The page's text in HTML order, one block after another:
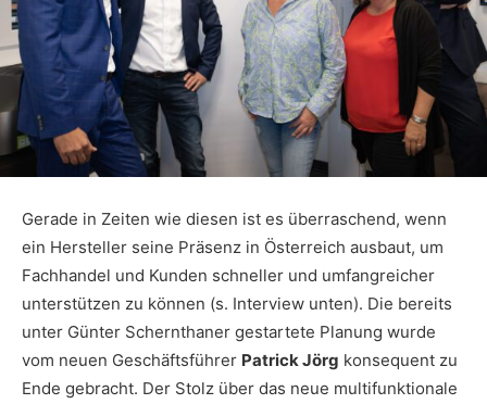
Gerade in Zeiten wie diesen ist es überraschend, wenn
ein Hersteller seine Präsenz in Österreich ausbaut, um
Fachhandel und Kunden schneller und umfangreicher
unterstützen zu können (s. Interview unten). Die bereits
unter Günter Schernthaner gestartete Planung wurde
vom neuen Geschäftsführer Patrick Jörg konsequent zu
Ende gebracht. Der Stolz über das neue multifunktionale